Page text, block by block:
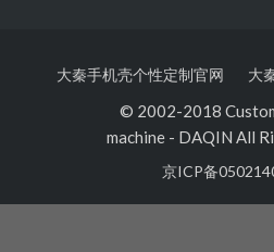
大秦手机壳个性定制官网 大
© 2002-2018
machine- DAQIN All
京ICP备